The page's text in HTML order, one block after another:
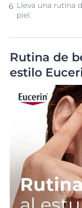
Lleva una rutina
piel.
Rutina de
estilo